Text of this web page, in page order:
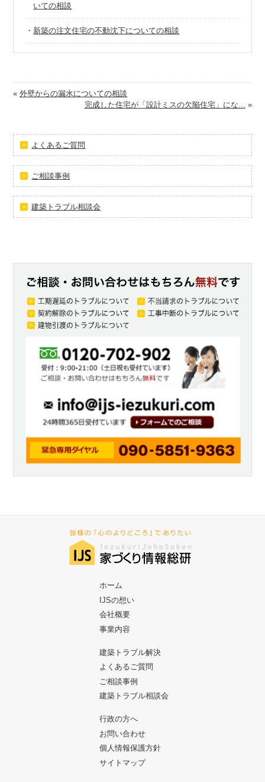
いての相談
・ 新築の注文住宅の不動沈下についての相談
«外壁からの漏水についての相談
完成した住宅が「設計ミスの欠陥住宅」にな...
»
よくあるご質問
ご相談事例
建築トラブル相談会
ホーム
IJSの想い
会社概要
事業内容
建築トラブル解決
よくあるご質問
ご相談事例
建築トラブル相談会
行政の方へ
お問い合わせ
個人情報保護方針
サイトマップ